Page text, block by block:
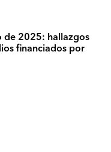
de 2025: hallazgos
financiados por